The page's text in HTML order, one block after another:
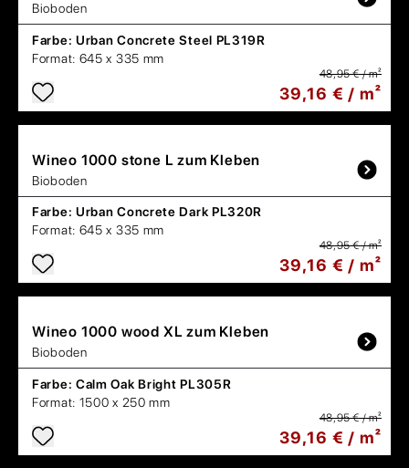
Bioboden
Farbe: Urban Concrete Steel PL319R
Format: 645 x 335 mm
48,95 € / m²
39,16 € / m²
Wineo 1000 stone L zum Kleben
Bioboden
Farbe: Urban Concrete Dark PL320R
Format: 645 x 335 mm
48,95 € / m²
39,16 € / m²
Wineo 1000 wood XL zum Kleben
Bioboden
Farbe: Calm Oak Bright PL305R
Format: 1500 x 250 mm
48,95 € / m²
39,16 € / m²